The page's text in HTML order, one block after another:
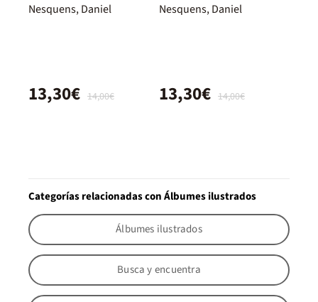
Nesquens, Daniel
14,00€
13,30€
Nesquens, Daniel
14,00€
13,30€
Categorías relacionadas con Álbumes ilustrados
Álbumes ilustrados
Busca y encuentra